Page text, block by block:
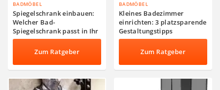
BADMÖBEL
Spiegelschrank einbauen:
Welcher Bad-
Spiegelschrank passt in Ihr
Badezimmer?
Zum Ratgeber
BADMÖBEL
Kleines Badezimmer
einrichten: 3 platzsparende
Gestaltungstipps
Zum Ratgeber